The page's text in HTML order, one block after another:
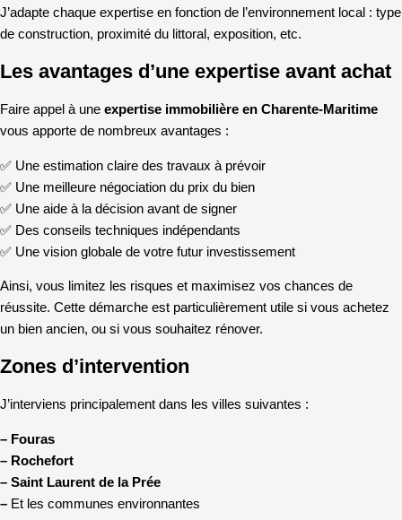
J’adapte chaque expertise en fonction de l’environnement local : type
de construction, proximité du littoral, exposition, etc.
Les avantages d’une expertise avant achat
Faire appel à une expertise immobilière en Charente-Maritime
vous apporte de nombreux avantages :
✅ Une estimation claire des travaux à prévoir
✅ Une meilleure négociation du prix du bien
✅ Une aide à la décision avant de signer
✅ Des conseils techniques indépendants
✅ Une vision globale de votre futur investissement
Ainsi, vous limitez les risques et maximisez vos chances de
réussite. Cette démarche est particulièrement utile si vous achetez
un bien ancien, ou si vous souhaitez rénover.
Zones d’intervention
J’interviens principalement dans les villes suivantes :
– Fouras
– Rochefort
– Saint Laurent de la Prée
– Et les communes environnantes